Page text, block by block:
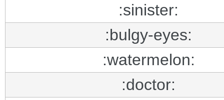
:sinister:
:bulgy-eyes:
:watermelon:
:doctor: